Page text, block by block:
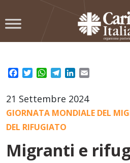
to
Facebook
TwitterWhatsApp
TelegramLinkedIn
21 Settembre 2024
GIORNATA MONDIALE DEL
DEL RIFUGIATO
Migranti e